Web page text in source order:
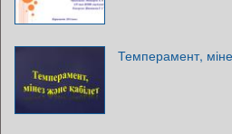
Темперамент,